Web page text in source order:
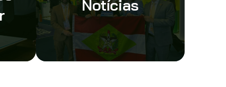
Notícias